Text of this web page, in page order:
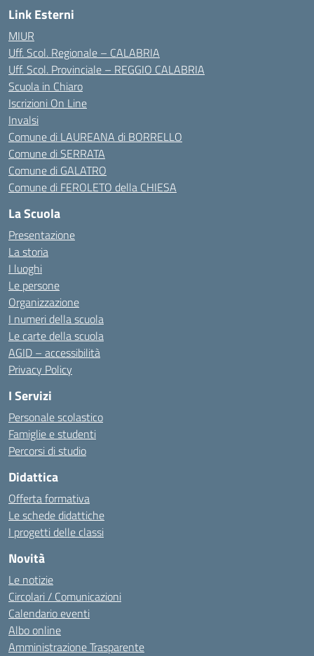
Link Esterni
MIUR
Uff. Scol. Regionale – CALABRIA
Uff. Scol. Provinciale – REGGIO CALABRIA
Scuola in Chiaro
Iscrizioni On Line
Invalsi
Comune di LAUREANA di BORRELLO
Comune di SERRATA
Comune di GALATRO
Comune di FEROLETO della CHIESA
La Scuola
Presentazione
La storia
I luoghi
Le persone
Organizzazione
I numeri della scuola
Le carte della scuola
AGID – accessibilità
Privacy Policy
I Servizi
Personale scolastico
Famiglie e studenti
Percorsi di studio
Didattica
Offerta formativa
Le schede didattiche
I progetti delle classi
Novità
Le notizie
Circolari / Comunicazioni
Calendario eventi
Albo online
Amministrazione Trasparente